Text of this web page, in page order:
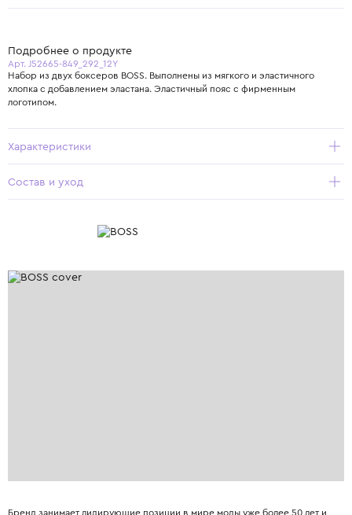
Подробнее о продукте
Арт. J52665-849_292_12Y
Набор из двух боксеров BOSS. Выполнены из мягкого и эластичного
хлопка с добавлением эластана. Эластичный пояс с фирменным
логотипом.
Характеристики
Состав и уход